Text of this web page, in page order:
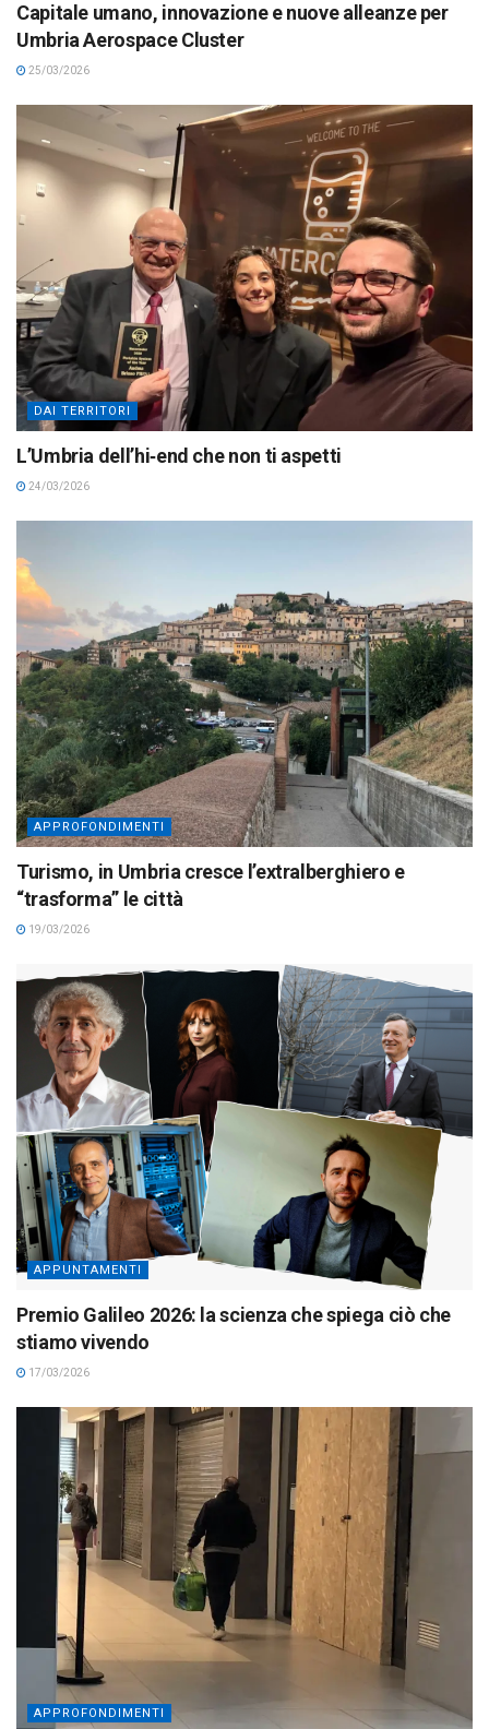
Capitale umano, innovazione e nuove alleanze per
Umbria Aerospace Cluster
25/03/2026
DAI TERRITORI
L’Umbria dell’hi‑end che non ti aspetti
24/03/2026
APPROFONDIMENTI
Turismo, in Umbria cresce l’extralberghiero e
“trasforma” le città
19/03/2026
APPUNTAMENTI
Premio Galileo 2026: la scienza che spiega ciò che
stiamo vivendo
17/03/2026
APPROFONDIMENTI